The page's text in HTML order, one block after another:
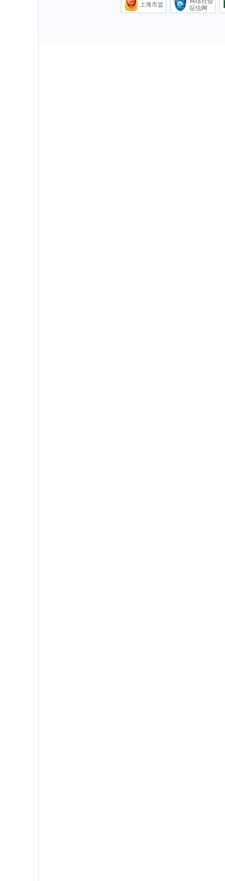
上海市监
征信网